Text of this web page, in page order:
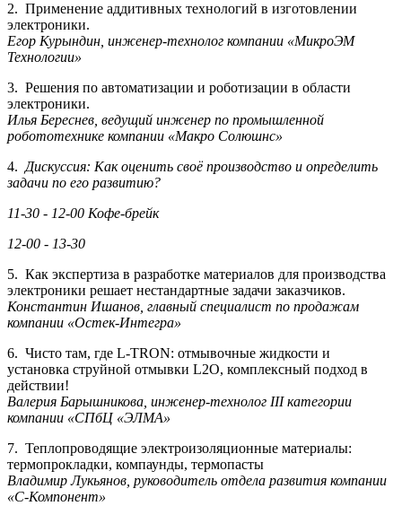
2. Применение аддитивных технологий в изготовлении
электроники.
Егор Курындин, инженер-технолог компании «МикроЭМ
Технологии»
3. Решения по автоматизации и роботизации в области
электроники.
Илья Береснев, ведущий инженер по промышленной
робототехнике компании «Макро Солюшнс»
4. Дискуссия: Как оценить своё производство и определить
задачи по его развитию?
11-30 - 12-00 Кофе-брейк
12-00 - 13-30
5. Как экспертиза в разработке материалов для производства
электроники решает нестандартные задачи заказчиков.
Константин Ишанов, главный специалист по продажам
компании «Остек-Интегра»
6. Чисто там, где L-TRON: отмывочные жидкости и
установка струйной отмывки L2O, комплексный подход в
действии!
Валерия Барышникова, инженер-технолог III категории
компании «СПбЦ «ЭЛМА»
7. Теплопроводящие электроизоляционные материалы:
термопрокладки, компаунды, термопасты
Владимир Лукьянов, руководитель отдела развития компании
«С-Компонент»